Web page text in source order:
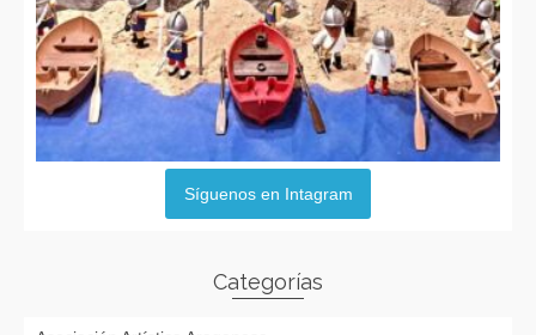
Síguenos en Intagram
Categorías